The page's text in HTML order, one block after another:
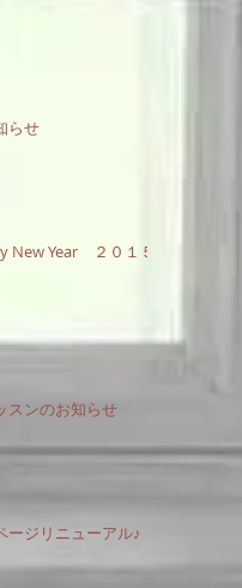
らせ
New Year ２０１５
スンのお知らせ
ージリニューアル♪